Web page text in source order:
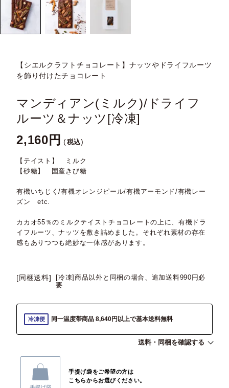
【シエルクラフトチョコレート】ナッツやドライフルーツ
を飾り付けたチョコレート
マンディアン(ミルク)/ドライフ
ルーツ＆ナッツ[冷凍]
2,160 税込
【テイスト】 ミルク
【砂糖】 国産きび糖
有機いちじく/有機オレンジピール/有機アーモンド/有機レー
ズン etc.
カカオ55％のミルクテイストチョコレートの上に、有機ドラ
イフルーツ、ナッツを敷き詰めました。それぞれ素材の存在
感もありつつも絶妙な一体感があります。
[同梱送料]
[冷凍]商品以外と同梱の場合、追加送料990円必
要
冷凍便 同一温度帯商品 8,640円以上で基本送料無料
送料・同梱を確認する
手提げ袋をご希望の方は
こちらからお選びください。